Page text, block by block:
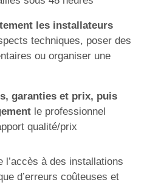
les installateurs
techniques, poser des
ou organiser une
garanties et prix, puis
le professionnel
qualité/prix
l’accès à des installations
d’erreurs coûteuses et